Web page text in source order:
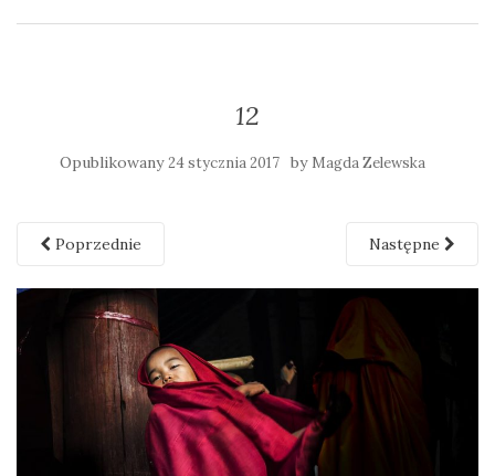
12
Opublikowany24 stycznia 2017 by Magda Zelewska
Poprzednie Następne